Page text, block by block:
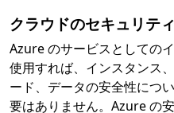
クラウドのセキュリテ
Azure のサービスとしての
使用すれば、インスタンス
ード、データの安全性につ
要はありません。Azure の